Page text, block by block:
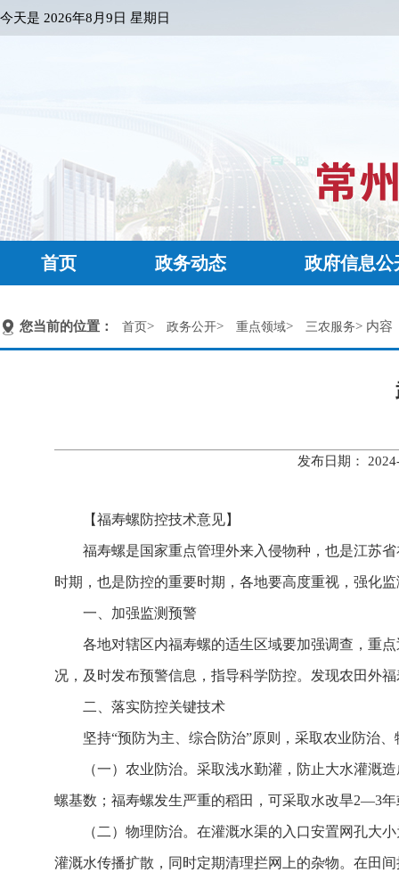
今天是 2026年8月9日 星期日
首页 政务动态 政府信息公
您当前的位置： 首页> 政务公开> 重点领域> 三农服务> 内容
发布日期：
【福寿螺防控技术意见】
福寿螺是国家重点管理外来入侵物种，也是江苏
时期，也是防控的重要时期，各地要高度重视，强化
一、加强监测预警
各地对辖区内福寿螺的适生区域要加强调查，重
况，及时发布预警信息，指导科学防控。发现农田外
二、落实防控关键技术
坚持“预防为主、综合防治”原则，采取农业防治
（一）农业防治。采取浅水勤灌，防止大水灌溉
螺基数；福寿螺发生严重的稻田，可采取水改旱2—3
（二）物理防治。在灌溉水渠的入口安置网孔大
灌溉水传播扩散，同时定期清理拦网上的杂物。在田